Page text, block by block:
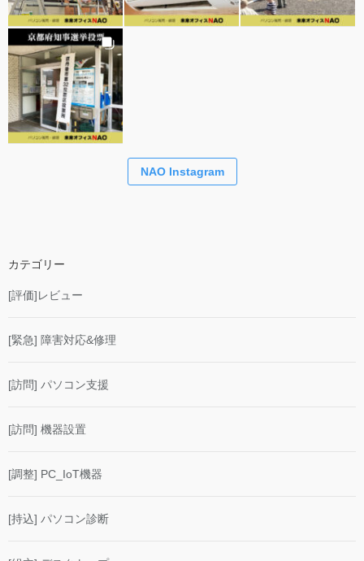
NAO Instagram
カテゴリー
[評価]レビュー
[緊急] 障害対応&修理
[訪問] パソコン支援
[訪問] 機器設置
[調整] PC_IoT機器
[持込] パソコン診断